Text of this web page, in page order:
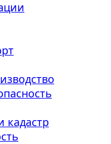
кадастр